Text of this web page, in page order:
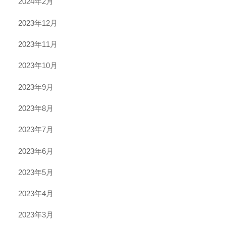
2023年12月
2023年11月
2023年10月
2023年9月
2023年8月
2023年7月
2023年6月
2023年5月
2023年4月
2023年3月